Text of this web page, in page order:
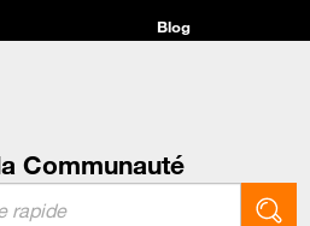
Blog
Communauté